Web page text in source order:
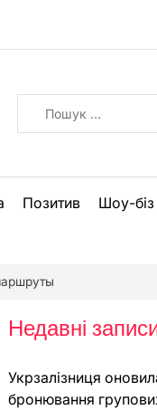
Позитив Шоу-біз
Недавні
Укрзалізниця
бронювання